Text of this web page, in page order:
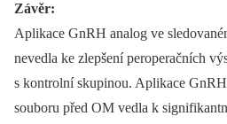
Závěr:
Aplikace GnRH analog ve
nevedla ke zlepšení peroperačních
s kontrolní skupinou. Aplikace
souboru před OM vedla k